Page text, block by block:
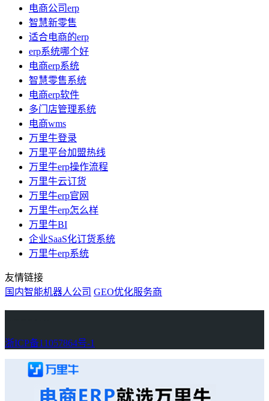
电商公司erp
智慧新零售
适合电商的erp
erp系统哪个好
电商erp系统
智慧零售系统
电商erp软件
多门店管理系统
电商wms
万里牛登录
万里平台加盟热线
万里牛erp操作流程
万里牛云订货
万里牛erp官网
万里牛erp怎么样
万里牛BI
企业SaaS化订货系统
万里牛erp系统
友情链接
国内智能机器人公司 GEO优化服务商
浙ICP备11057864号-1